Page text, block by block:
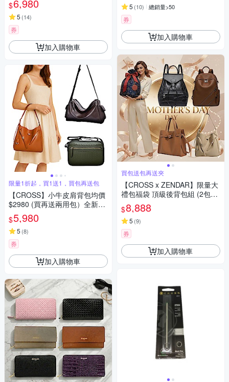
風機）
$6,980
5 (14)
券
加入購物車
限量1折起，買1送1，買包再送包
【CROSS】小牛皮肩背包均價
$2980 (買再送兩用包）全新專
櫃展示品
$5,980
5 (8)
券
加入購物車
5 (10) 總銷量>50
券
加入購物車
買包送包再送夾
【CROSS x ZENDAR】限量大
禮包福袋 頂級後背包組 (2包1
夾福袋組 送禮/現貨) 特價1折起
$8,888
5 (9)
券
加入購物車